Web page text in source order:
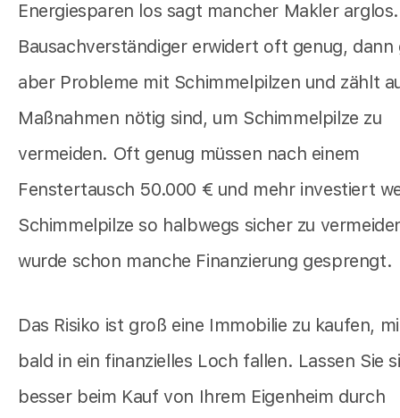
Energiesparen los sagt mancher Makler
Bausachverständiger erwidert oft genug, dann
aber Probleme mit Schimmelpilzen und zählt
Maßnahmen nötig sind, um Schimmelpilze zu
vermeiden. Oft genug müssen nach einem
Fenstertausch 50.000 € und mehr investiert
Schimmelpilze so halbwegs sicher zu
wurde schon manche Finanzierung gesprengt.
Das Risiko ist groß eine Immobilie zu kaufen,
bald in ein finanzielles Loch fallen. Lassen Sie
besser beim Kauf von Ihrem Eigenheim durch